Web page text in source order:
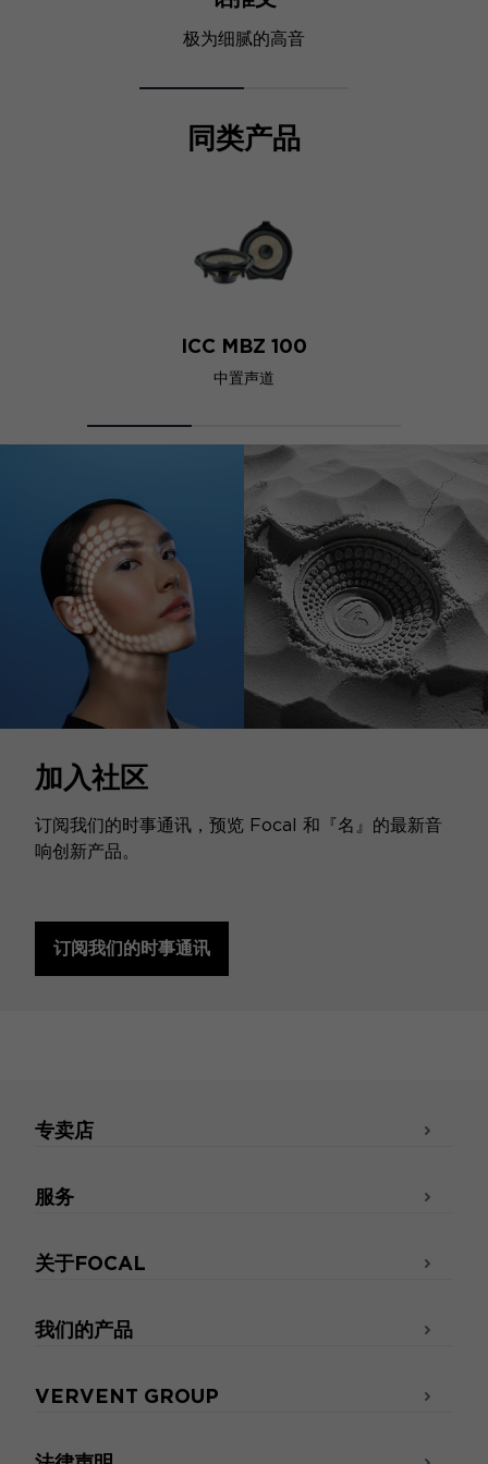
极为细腻的高音
同类产品
ICC MBZ 100
中置声道
加入社区
订阅我们的时事通讯，预览 Focal 和『名』的最新音
响创新产品。
订阅我们的时事通讯
专卖店
服务
关于FOCAL
我们的产品
VERVENT GROUP